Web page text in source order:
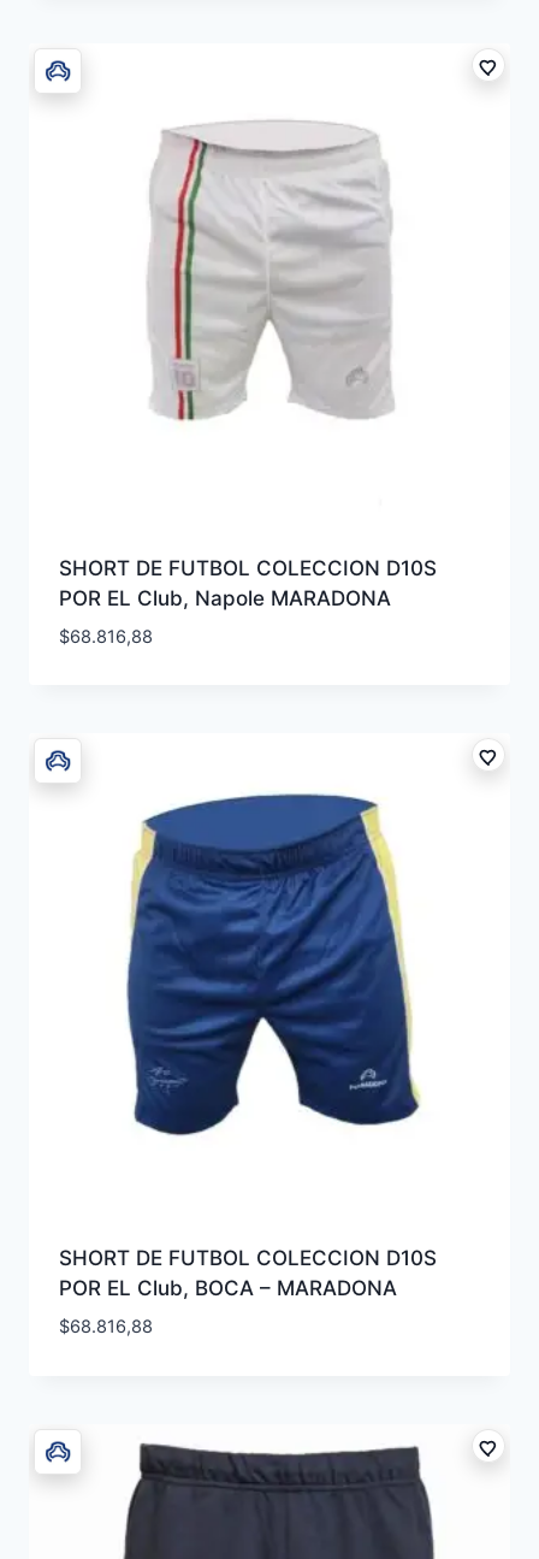
SHORT DE FUTBOL COLECCION D10S
POR EL Club, Napole MARADONA
$68.816,88
SHORT DE FUTBOL COLECCION D10S
POR EL Club, BOCA – MARADONA
$68.816,88